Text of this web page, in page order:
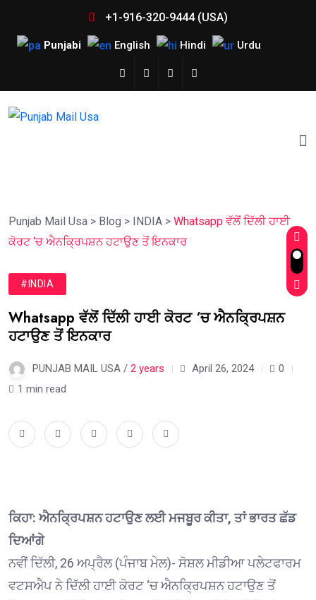
+1-916-320-9444 (USA)
Punjabi English Hindi Urdu
Punjab Mail Usa > Blog > INDIA > Whatsapp ਵੱਲੋਂ ਦਿੱਲੀ ਹਾਈ
ਕੋਰਟ ‘ਚ ਐਨਕ੍ਰਿਪਸ਼ਨ ਹਟਾਉਣ ਤੋਂ ਇਨਕਾਰ
#INDIA
Whatsapp ਵੱਲੋਂ ਦਿੱਲੀ ਹਾਈ ਕੋਰਟ ‘ਚ ਐਨਕ੍ਰਿਪਸ਼ਨ
ਹਟਾਉਣ ਤੋਂ ਇਨਕਾਰ
PUNJAB MAIL USA / 2 years April 26, 2024
0
1 min read
ਕਿਹਾ: ਐਨਕ੍ਰਿਪਸ਼ਨ ਹਟਾਉਣ ਲਈ ਮਜਬੂਰ ਕੀਤਾ, ਤਾਂ ਭਾਰਤ ਛੱਡ
ਦਿਆਂਗੇ
ਨਵੀਂ ਦਿੱਲੀ, 26 ਅਪ੍ਰੈਲ (ਪੰਜਾਬ ਮੇਲ)- ਸੋਸ਼ਲ ਮੀਡੀਆ ਪਲੇਟਫਾਰਮ
ਵਟਸਐਪ ਨੇ ਦਿੱਲੀ ਹਾਈ ਕੋਰਟ ‘ਚ ਐਨਕ੍ਰਿਪਸ਼ਨ ਹਟਾਉਣ ਤੋਂ